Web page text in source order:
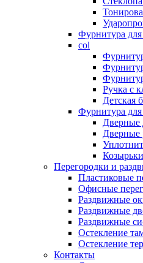
Фурнитура для
col
Ручка с
Детская
Фурнитура для
Дверные
Дверные
Перегородки и
Пластиковые
Офисные
Раздвижные
Раздвижные
Раздвижные
Остекление
Остекление
Контакты